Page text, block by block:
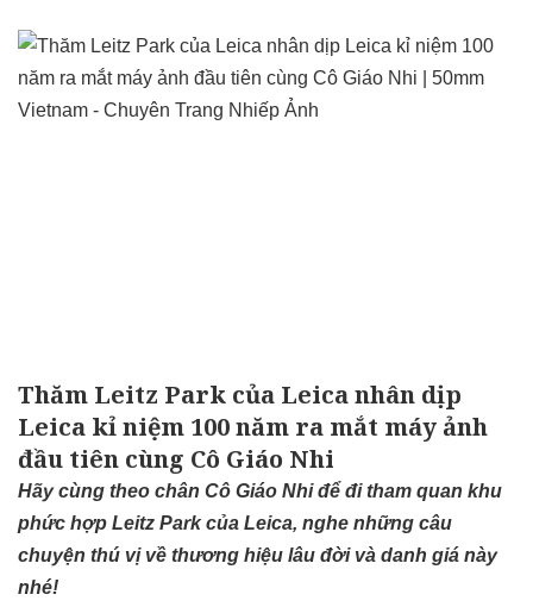
Thăm Leitz Park của Leica nhân dịp
Leica kỉ niệm 100 năm ra mắt máy ảnh
đầu tiên cùng Cô Giáo Nhi
Hãy cùng theo chân Cô Giáo Nhi để đi tham quan khu
phức hợp Leitz Park của Leica, nghe những câu
chuyện thú vị về thương hiệu lâu đời và danh giá này
nhé!